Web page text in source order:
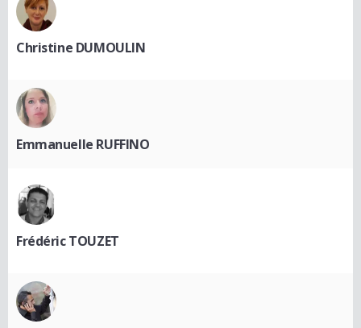
Christine DUMOULIN
Emmanuelle RUFFINO
Frédéric TOUZET